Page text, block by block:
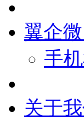
翼企
手
关于